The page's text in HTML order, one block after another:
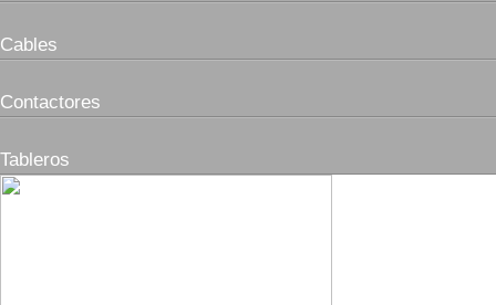
Cables
Contactores
Tableros